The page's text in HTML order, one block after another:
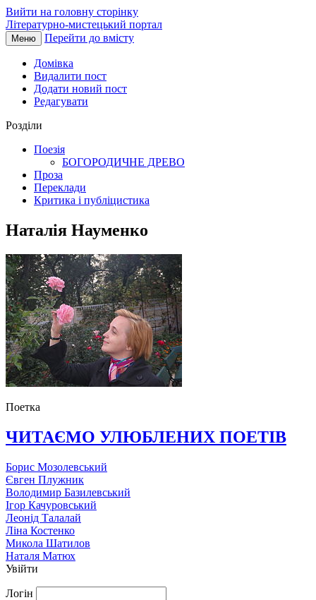
Вийти на головну сторінку
Літературно-мистецький портал
Меню Перейти до вмісту
Домівка
Видалити пост
Додати новий пост
Редагувати
Розділи
Поезія
БОГОРОДИЧНЕ ДРЕВО
Проза
Переклади
Критика і публіцистика
Наталія Науменко
Поетка
ЧИТАЄМО УЛЮБЛЕНИХ ПОЕТІВ
Борис Мозолевський
Євген Плужник
Володимир Базилевський
Ігор Качуровський
Леонід Талалай
Ліна Костенко
Микола Шатилов
Наталя Матюх
Увійти
Логін